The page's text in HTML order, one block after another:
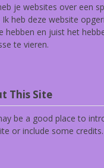
je websites over een
Ik heb deze website
hebben en juist het
te vieren.
This Site
be a good place to
or include some credits.